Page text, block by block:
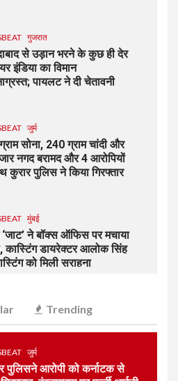
गुजरात
से उड़ान भरने के कुछ ही देर
इंडिया का विमान
पायलट ने दी चेतावनी
जुर्म
सोना, 240 ग्राम चांदी और
नगद बरामद और 4 आरोपियों
कुरार पुलिस ने किया गिरफ्तार
मुंबई
ने बॉक्स ऑफिस पर मचाया
कास्टिंग डायरेक्टर आलोक सिंह
को मिली सराहना
जुर्म
क्राइम ब्रांच ने दो
कारतूस बरामद की
Trending
जुर्म
पुलिसने आरोपी को कर्नाटक से